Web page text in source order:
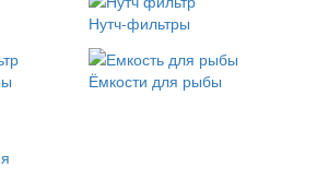
Нутч-фильтры
Ёмкости для рыбы